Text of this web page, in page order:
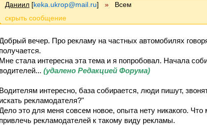
Даниил [keka.ukrop@mail.ru] » Всем
вечер. Про рекламу на частных автомобилях
получается.
Мне стала интересна эта тема и я попробовал. Начала
водителей... (удалено Редакцией Форума)
Водителям интересно, база собирается, люди пишут,
искать рекламодателя?"
это для меня совсем новое, опыта нету никакого.
привлечь рекламодателей к такому виду рекламы.